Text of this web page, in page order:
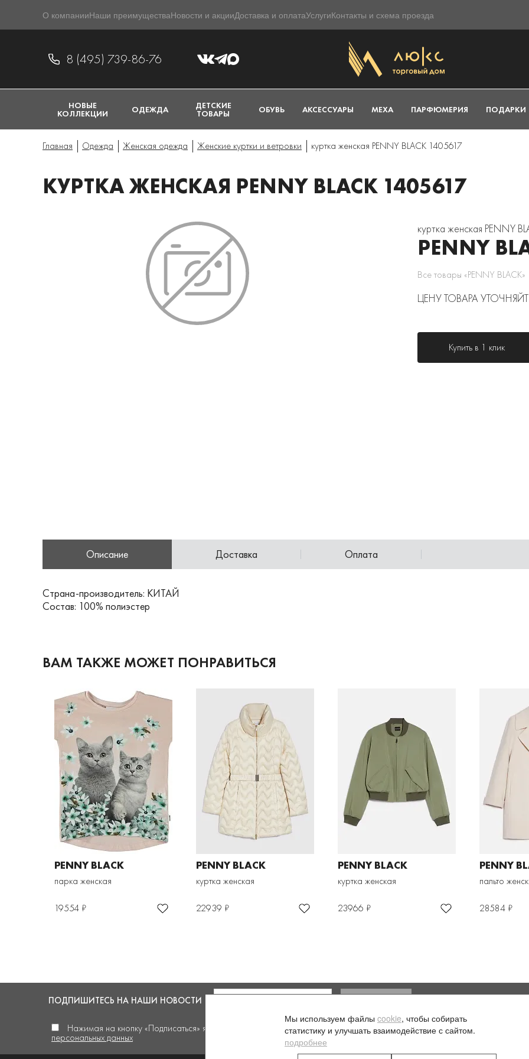
О компанииНаши преимуществаНовости и акцииДоставка и оплатаУслугиКонтакты и схема проезда
8 (495) 739-86-76
НОВЫЕ
КОЛЛЕКЦИИ ОДЕЖДА ДЕТСКИЕ
ТОВАРЫ ОБУВЬ АКСЕССУАРЫ МЕХА ПАРФЮМЕРИЯ ПОДАРКИ
Главная Одежда Женская одежда Женские куртки и ветровки куртка женская PENNY BLACK 1405617
КУРТКА ЖЕНСКАЯ PENNY BLACK 1405617
куртка женская PENNY
PENNY
Все товары «PENNY BLACK»
ЦЕНУ ТОВАРА
Купить в 1 клик
Описание Доставка Оплата
Страна-производитель: КИТАЙ
Состав: 100% полиэстер
ВАМ ТАКЖЕ МОЖЕТ ПОНРАВИТЬСЯ
PENNY BLACK
парка женская
19554 ₽
PENNY BLACK
куртка женская
22939 ₽
PENNY BLACK
куртка женская
23966 ₽
PENNY
пальто
28584 ₽
ПОДПИШИТЕСЬ НА НАШИ НОВОСТИ
Нажимая на кнопку «Подписаться» я даю своё согласие на обработку моих
персональных данных
Мы используем файлы cookie, чтобы собирать
статистику и улучшать взаимодействие с сайтом.
подробнее